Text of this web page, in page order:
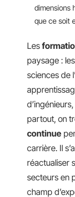
dimensions
que ce soit
Les
paysage :
sciences de
partout, on
continue
carrière. Il
réactualiser
secteurs en
champ